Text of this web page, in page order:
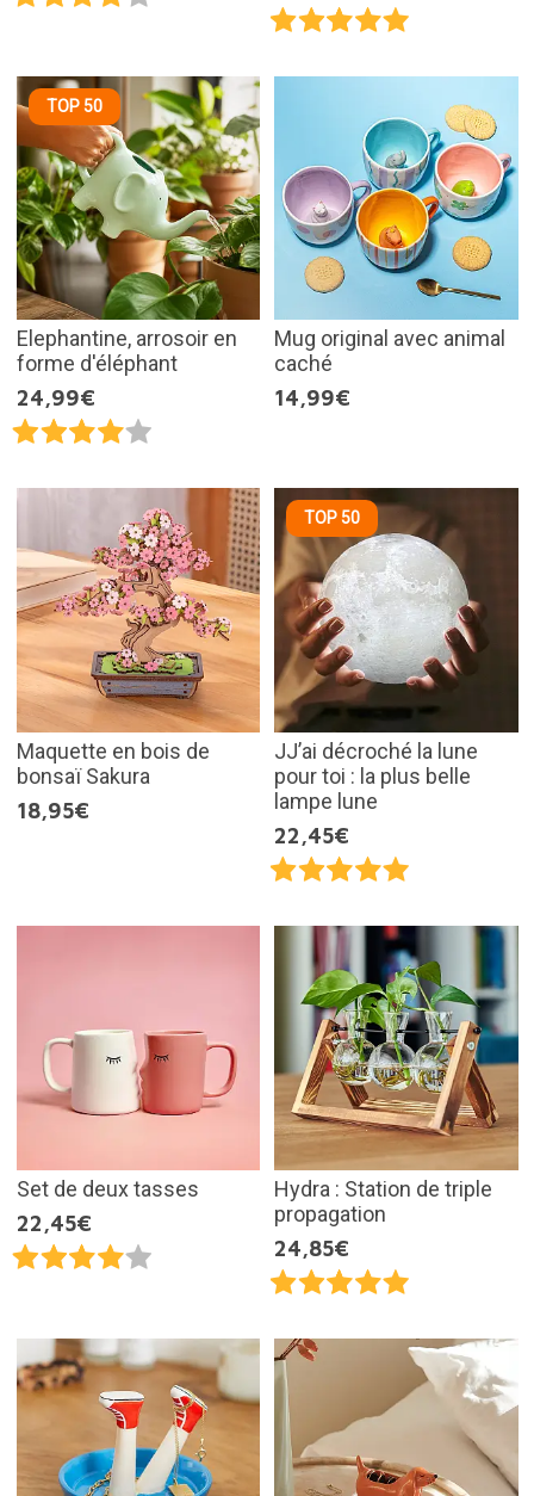
TOP 50
Elephantine, arrosoir en
forme d'éléphant
24,99€
Mug original avec animal
caché
14,99€
Maquette en bois de
bonsaï Sakura
18,95€
TOP 50
JJ’ai décroché la lune
pour toi : la plus belle
lampe lune
22,45€
Set de deux tasses
22,45€
Hydra : Station de triple
propagation
24,85€